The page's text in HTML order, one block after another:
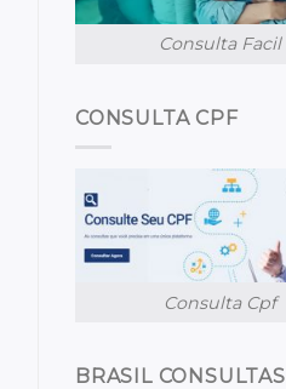
Consulta Facil
CONSULTA CPF
Consulta Cpf
BRASIL CONSULTAS